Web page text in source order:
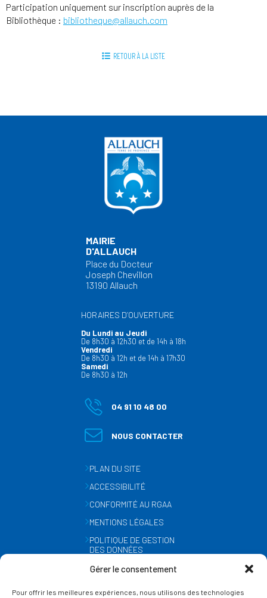
Gérer le consentement
Pour offrir les meilleures expériences, nous utilisons des technologies
Participation uniquement sur inscription auprès de la
Bibliothèque : bibliotheque@allauch.com
RETOUR À LA LISTE
MAIRIE
D'ALLAUCH
Place du Docteur
Joseph Chevillon
13190 Allauch
HORAIRES D’OUVERTURE
Du Lundi au Jeudi
De 8h30 à 12h30 et de 14h à 18h
Vendredi
De 8h30 à 12h et de 14h à 17h30
Samedi
De 8h30 à 12h
04 91 10 48 00
NOUS CONTACTER
PLAN DU SITE
ACCESSIBILITÉ
CONFORMITÉ AU RGAA
MENTIONS LÉGALES
POLITIQUE DE GESTION
DES DONNÉES
GESTION DES COOKIES